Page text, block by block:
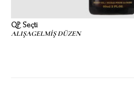
QP Seçti
ALIŞAGELMİŞ DÜZEN